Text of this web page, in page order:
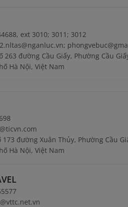
ext 3010; 3011; 3012
263 đường Cầu Giấy, Phường Cầu
Hà Nội, Việt Nam
173 đường Xuân Thủy, Phường Cầu
Hà Nội, Việt Nam